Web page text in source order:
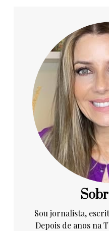
Sou jornalista,
Depois de anos na